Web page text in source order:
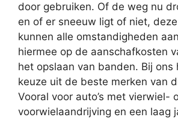
door gebruiken. Of de weg nu
en of er sneeuw ligt of niet,
kunnen alle omstandigheden
hiermee op de aanschafkosten
het opslaan van banden. Bij ons
keuze uit de beste merken van
Vooral voor auto’s met vierwiel-
voorwielaandrijving en een laag